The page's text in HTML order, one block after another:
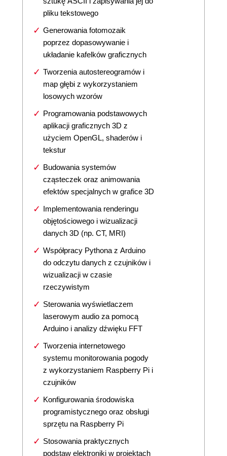
pliku tekstowego
Generowania fotomozaik
poprzez dopasowywanie i
układanie kafelków graficznych
Tworzenia autostereogramów i
map głębi z wykorzystaniem
losowych wzorów
Programowania podstawowych
aplikacji graficznych 3D z
użyciem OpenGL, shaderów i
tekstur
Budowania systemów
cząsteczek oraz animowania
efektów specjalnych w grafice 3D
Implementowania renderingu
objętościowego i wizualizacji
danych 3D (np. CT, MRI)
Współpracy Pythona z Arduino
do odczytu danych z czujników i
wizualizacji w czasie
rzeczywistym
Sterowania wyświetlaczem
laserowym audio za pomocą
Arduino i analizy dźwięku FFT
Tworzenia internetowego
systemu monitorowania pogody
z wykorzystaniem Raspberry Pi i
czujników
Konfigurowania środowiska
programistycznego oraz obsługi
sprzętu na Raspberry Pi
Stosowania praktycznych
podstaw elektroniki w projektach